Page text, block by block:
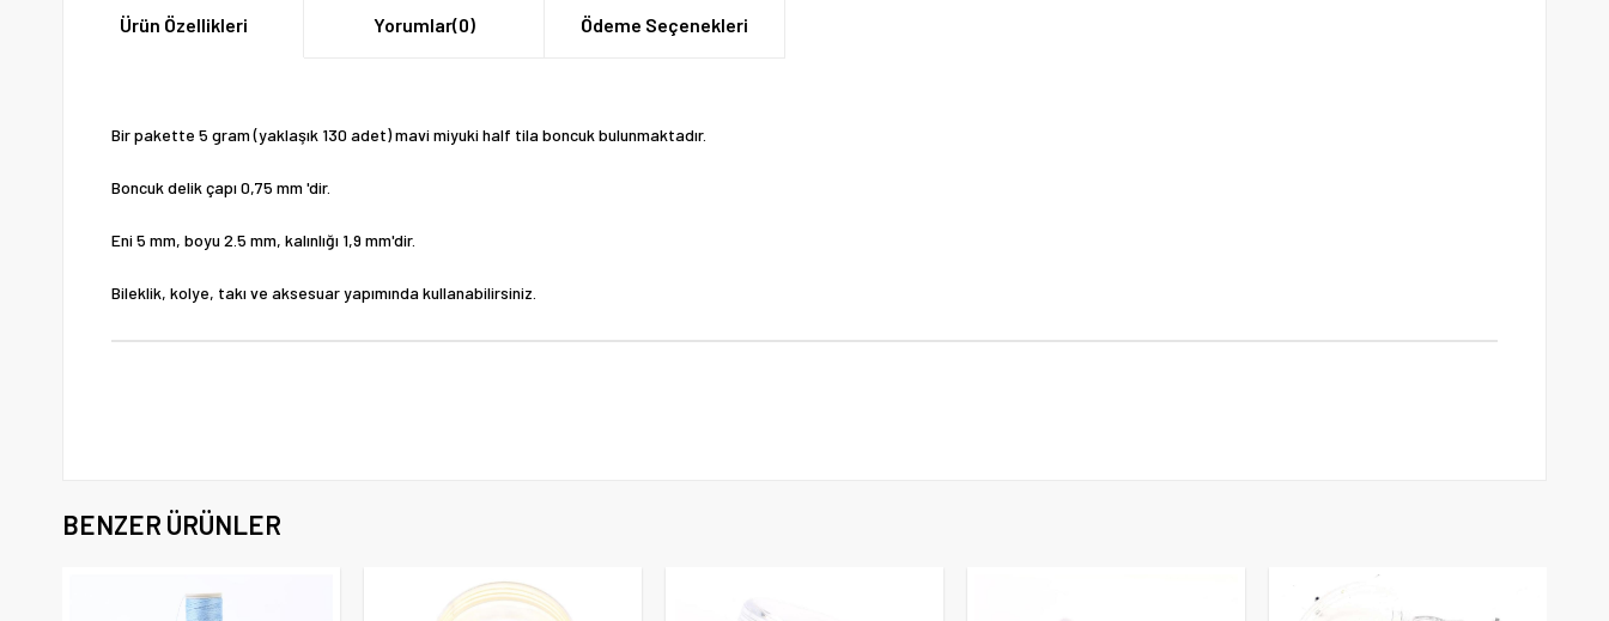
Ürün Özellikleri Yorumlar(0) Ödeme Seçenekleri
Bir pakette 5 gram (yaklaşık 130 adet) mavi miyuki half tila boncuk bulunmaktadır.
Boncuk delik çapı 0,75 mm 'dir.
Eni 5 mm, boyu 2.5 mm, kalınlığı 1,9 mm'dir.
Bileklik, kolye, takı ve aksesuar yapımında kullanabilirsiniz.
BENZER ÜRÜNLER